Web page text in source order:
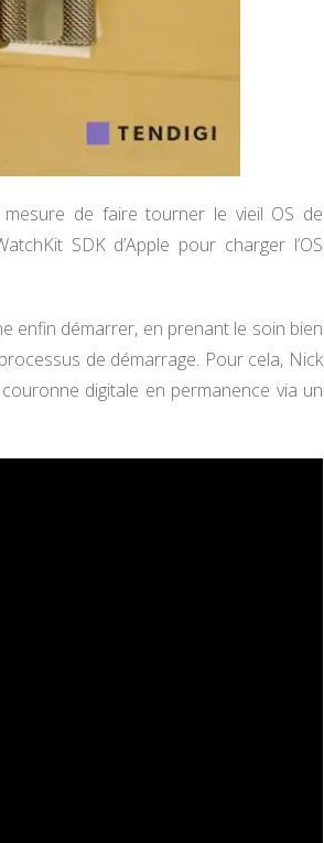
mesure de faire tourner le vieil OS de
SDK d’Apple pour charger l’OS
enfin démarrer, en prenant le soin bien
de démarrage. Pour cela, Nick
digitale en permanence via un